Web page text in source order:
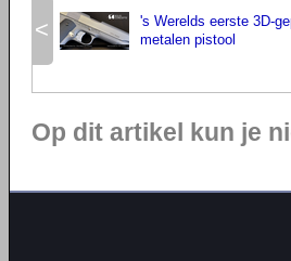
<
's Werelds eerste 3D-
metalen pistool
Op dit artikel kun je